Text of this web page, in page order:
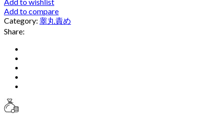
Add to wishlist
Add to compare
Category: 睾丸責め
Share: